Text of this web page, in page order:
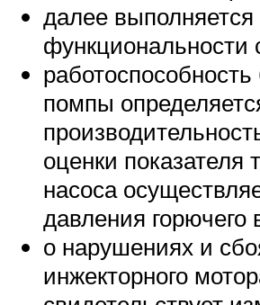
далее выполняется
функциональности
помпы
оценки показателя
насоса
давления горючего
о нарушениях и
инжекторного